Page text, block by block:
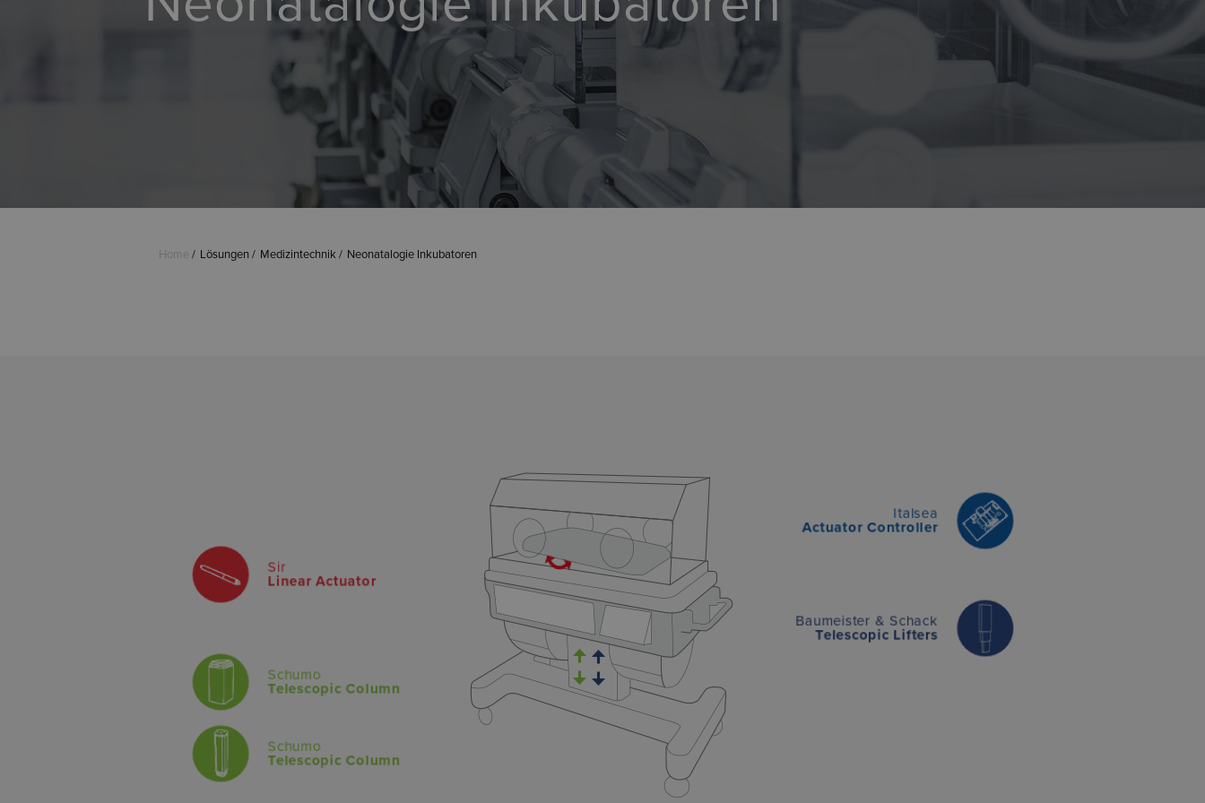
Home Lösungen Medizintechnik Neonatalogie Inkubatoren
Italsea
Actuator Controller
Sir
Linear Actuator
Baumeister & Schack
Telescopic Lifters
Schumo
Telescopic Column
Schumo
Telescopic Column